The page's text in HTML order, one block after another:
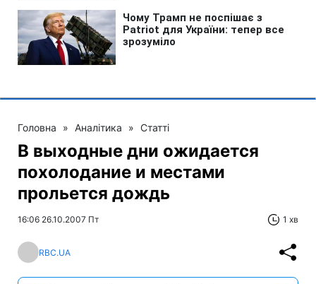
Головна » Аналітика » Статті
В выходные дни ожидается
похолодание и местами
прольется дождь
16:06 26.10.2007 Пт 1 хв
RBC.UA